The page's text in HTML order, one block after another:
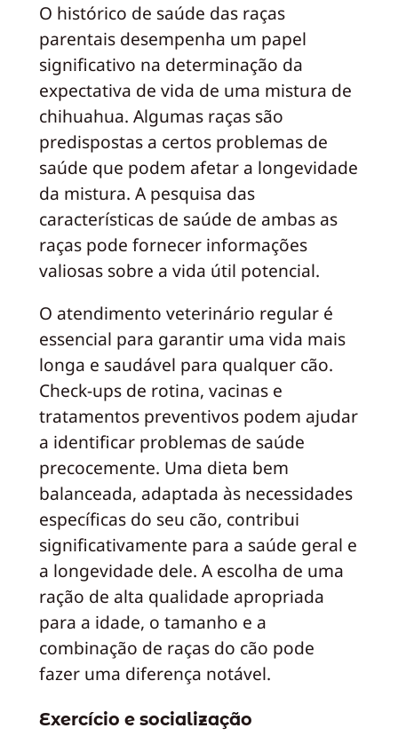
O histórico de saúde das raças
parentais desempenha um papel
significativo na determinação da
expectativa de vida de uma mistura de
chihuahua. Algumas raças são
predispostas a certos problemas de
saúde que podem afetar a longevidade
da mistura. A pesquisa das
características de saúde de ambas as
raças pode fornecer informações
valiosas sobre a vida útil potencial.
O atendimento veterinário regular é
essencial para garantir uma vida mais
longa e saudável para qualquer cão.
Check-ups de rotina, vacinas e
tratamentos preventivos podem ajudar
a identificar problemas de saúde
precocemente. Uma dieta bem
balanceada, adaptada às necessidades
específicas do seu cão, contribui
significativamente para a saúde geral e
a longevidade dele. A escolha de uma
ração de alta qualidade apropriada
para a idade, o tamanho e a
combinação de raças do cão pode
fazer uma diferença notável.
Exercício e socialização